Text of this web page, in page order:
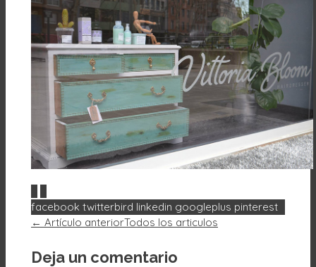
facebook twitterbird linkedin googleplus pinterest
← Artículo anteriorTodos los articulos
Deja un comentario
Rechazar